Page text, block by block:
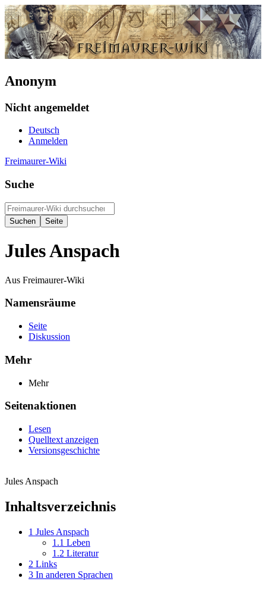
Anonym
Nicht angemeldet
Deutsch
Anmelden
Freimaurer-Wiki
Suche
Jules Anspach
Aus Freimaurer-Wiki
Namensräume
Seite
Diskussion
Mehr
Mehr
Seitenaktionen
Lesen
Quelltext anzeigen
Versionsgeschichte
Jules Anspach
Inhaltsverzeichnis
1 Jules Anspach
1.1 Leben
1.2 Literatur
2 Links
3 In anderen Sprachen